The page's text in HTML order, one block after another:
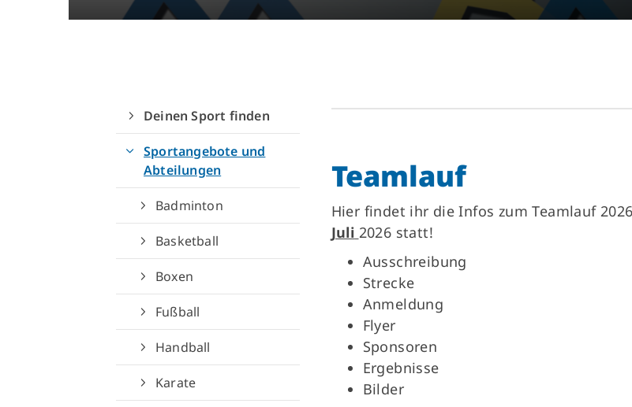
Teamlauf
Hier findet ihr die Infos zum Teamlauf
Juli 2026 statt!
Ausschreibung
Strecke
Anmeldung
Flyer
Sponsoren
Ergebnisse
Bilder
Deinen Sport finden
Sportangebote und
Abteilungen
Badminton
Basketball
Boxen
Fußball
Handball
Karate
Sportangebote finden Mitglieder-Service